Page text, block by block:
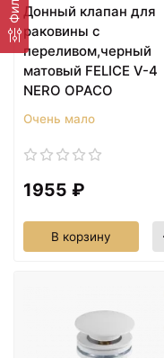
Донный клапан для
раковины с
переливом,черный
матовый FELICE V-4
NERO OPACO
Очень мало
1955 ₽
В корзину